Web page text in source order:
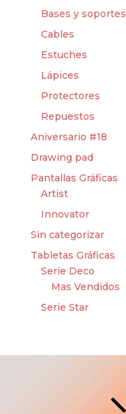
Bases y soportes
Cables
Estuches
Lápices
Protectores
Repuestos
Aniversario #18
Drawing pad
Pantallas Gráficas
Artist
Innovator
Sin categorizar
Tabletas Gráficas
Serie Deco
Mas Vendidos
Serie Star